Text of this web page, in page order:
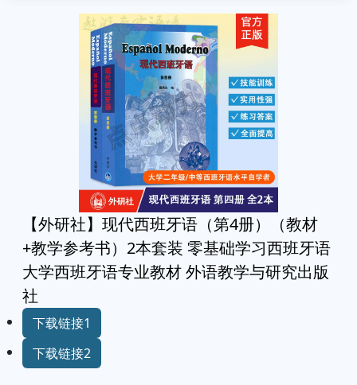
【外研社】现代西班牙语（第4册）（教材
+教学参考书）2本套装 零基础学习西班牙语
大学西班牙语专业教材 外语教学与研究出版
社
下载链接1
下载链接2